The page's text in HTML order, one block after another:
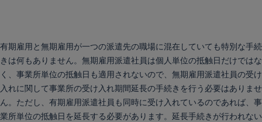
有期雇用と無期雇用が一つの派遣先の職場に混在していても特別な手続
きは何もありません。無期雇用派遣社員は個人単位の抵触日だけではな
く、事業所単位の抵触日も適用されないので、無期雇用派遣社員の受け
入れに関して事業所の受け入れ期間延長の手続きを行う必要はありませ
ん。ただし、有期雇用派遣社員も同時に受け入れているのであれば、事
業所単位の抵触日を延長する必要があります。延長手続きが行われない